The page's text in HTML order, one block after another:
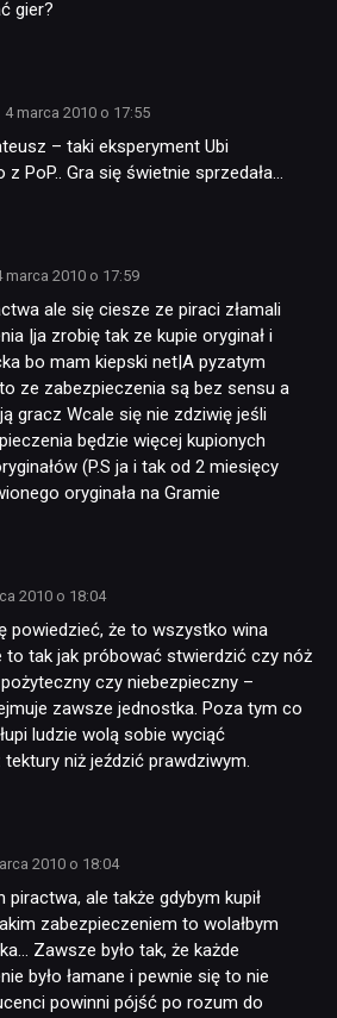
gier?
4 marca 2010 o 17:55
– taki eksperyment Ubi
z PoP.. Gra się świetnie sprzedała…
marca 2010 o 17:59
ale się ciesze ze piraci złamali
|ja zrobię tak ze kupie oryginał i
bo mam kiepski net|A pyzatym
ze zabezpieczenia są bez sensu a
gracz Wcale się nie zdziwię jeśli
będzie więcej kupionych
(P.S ja i tak od 2 miesięcy
oryginała na Gramie
2010 o 18:04
powiedzieć, że to wszystko wina
to tak jak próbować stwierdzić czy nóż
czy niebezpieczny –
zawsze jednostka. Poza tym co
ludzie wolą sobie wyciąć
niż jeździć prawdziwym.
2010 o 18:04
piractwa, ale także gdybym kupił
zabezpieczeniem to wolałbym
Zawsze było tak, że każde
było łamane i pewnie się to nie
powinni pójść po rozum do